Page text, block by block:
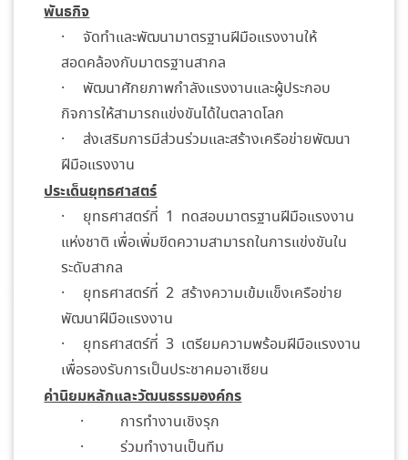
พันธกิจ
· จัดทำและพัฒนามาตรฐานฝีมือแรงงานให้
สอดคล้องกับมาตรฐานสากล
· พัฒนาศักยภาพกำลังแรงงานและผู้ประกอบ
กิจการให้สามารถแข่งขันได้ในตลาดโลก
· ส่งเสริมการมีส่วนร่วมและสร้างเครือข่ายพัฒนา
ฝีมือแรงงาน
ประเด็นยุทธศาสตร์
· ยุทธศาสตร์ที่ 1 ทดสอบมาตรฐานฝีมือแรงงาน
แห่งชาติ เพื่อเพิ่มขีดความสามารถในการแข่งขันใน
ระดับสากล
· ยุทธศาสตร์ที่ 2 สร้างความเข้มแข็งเครือข่าย
พัฒนาฝีมือแรงงาน
· ยุทธศาสตร์ที่ 3 เตรียมความพร้อมฝีมือแรงงาน
เพื่อรองรับการเป็นประชาคมอาเซียน
ค่านิยมหลักและวัฒนธรรมองค์กร
· การทำงานเชิงรุก
· ร่วมทำงานเป็นทีม